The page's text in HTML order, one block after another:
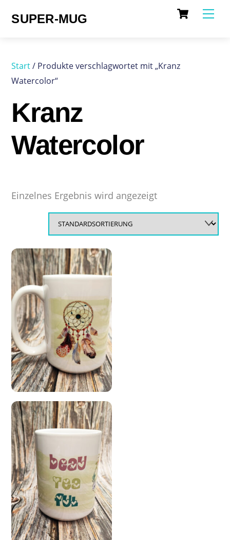
Cart
SUPER-MUG
Start/ Produkte verschlagwortet mit „Kranz
Watercolor“
Kranz
Watercolor
Einzelnes Ergebnis wird angezeigt